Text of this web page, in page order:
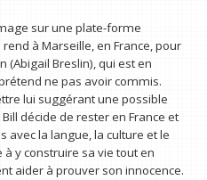
sur une plate-forme
à Marseille, en France, pour
(Abigail Breslin), qui est en
ne pas avoir commis.
lui suggérant une possible
décide de rester en France et
avec la langue, la culture et le
y construire sa vie tout en
aider à prouver son innocence.